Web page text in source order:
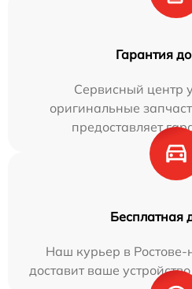
Гарантия
Сервисный центр
оригинальные
предоставляет
Бесплатная
Наш курьер в
доставит ваше